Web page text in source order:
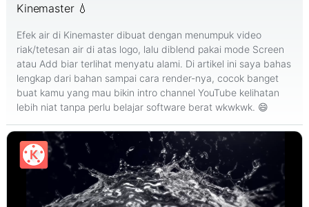
Efek
Air
di
Kinemaster,
Intro
Logo
Auto
Kinemaster 💧
Efek air di Kinemaster dibuat dengan menumpuk video
riak/tetesan air di atas logo, lalu diblend pakai mode Screen
atau Add biar terlihat menyatu alami. Di artikel ini saya bahas
lengkap dari bahan sampai cara render-nya, cocok banget
buat kamu yang mau bikin intro channel YouTube kelihatan
lebih niat tanpa perlu belajar software berat wkwkwk. 😄